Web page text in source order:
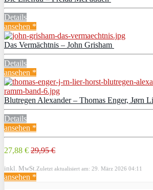
Details
ansehen *
Das Vermächtnis – John Grisham
Details
ansehen *
Blutregen Alexander – Thomas Enger, Jørn
Details
ansehen *
27,88 € 29,95 €
inkl. MwSt.Zuletzt aktualisiert am: 29. März 2026 04:11
ansehen *